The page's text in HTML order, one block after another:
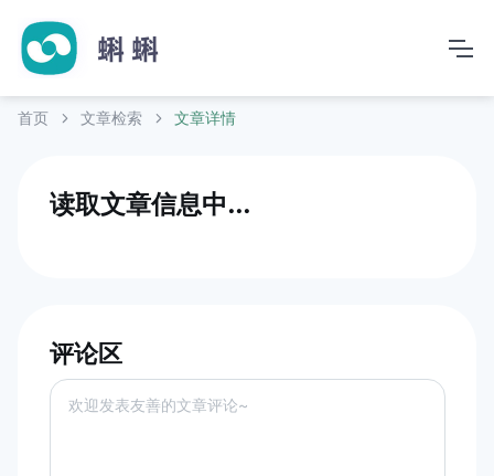
首页 文章检索 文章详情
读取文章信息中...
评论区